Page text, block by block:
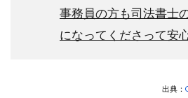
事務員の方も司法書士
になってくださって安
出典：